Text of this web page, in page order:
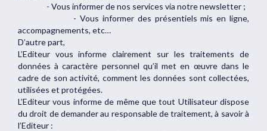
- Vous informer de nos services via notre newsletter ;
- Vous informer des présentiels mis en ligne,
accompagnements, etc…
D’autre part,
L’Editeur vous informe clairement sur les traitements de
données à caractère personnel qu’il met en œuvre dans le
cadre de son activité, comment les données sont collectées,
utilisées et protégées.
L’Editeur vous informe de même que tout Utilisateur dispose
du droit de demander au responsable de traitement, à savoir à
l’Editeur :